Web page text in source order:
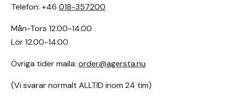
Telefon: +46018-357200
Mån-Tors 12.00-14.00
Lör 12.00-14.00
Övriga tider maila:order@agersta.nu
(Vi svarar normalt ALLTID inom 24 tim)